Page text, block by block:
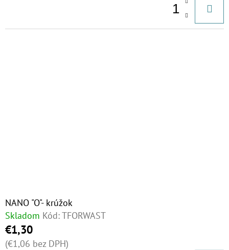
NANO "O"- krúžok
Skladom Kód:TFORWAST
€1,30
(€1,06 bez DPH)